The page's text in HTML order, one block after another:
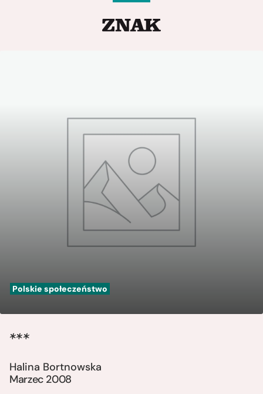
Polskie społeczeństwo
***
Halina Bortnowska
Marzec 2008